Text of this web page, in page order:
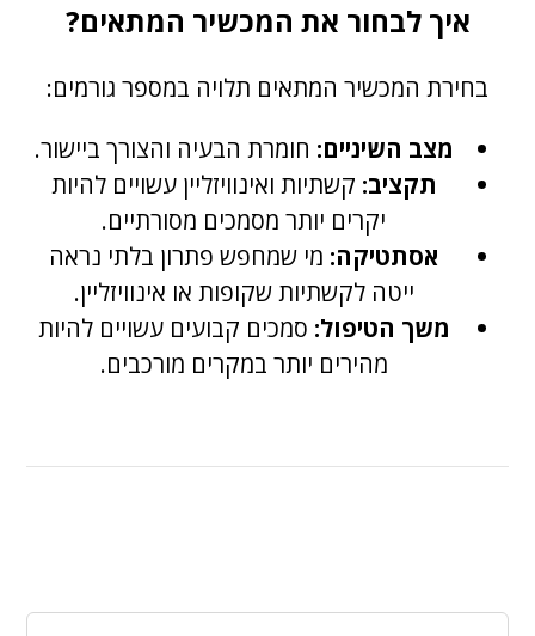
איך לבחור את המכשיר המתאים?
בחירת המכשיר המתאים תלויה במספר גורמים:
מצב השיניים: חומרת הבעיה והצורך ביישור.
תקציב: קשתיות ואינוויזליין עשויים להיות
יקרים יותר מסמכים מסורתיים.
אסתטיקה: מי שמחפש פתרון בלתי נראה
ייטה לקשתיות שקופות או אינוויזליין.
משך הטיפול: סמכים קבועים עשויים להיות
מהירים יותר במקרים מורכבים.